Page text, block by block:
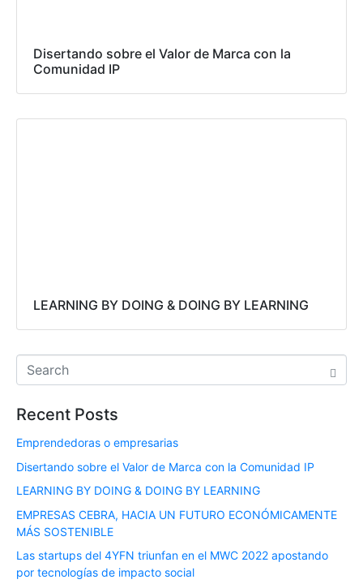
Disertando sobre el Valor de Marca con la
Comunidad IP
LEARNING BY DOING & DOING BY LEARNING
Recent Posts
Emprendedoras o empresarias
Disertando sobre el Valor de Marca con la Comunidad IP
LEARNING BY DOING & DOING BY LEARNING
EMPRESAS CEBRA, HACIA UN FUTURO ECONÓMICAMENTE
MÁS SOSTENIBLE
Las startups del 4YFN triunfan en el MWC 2022 apostando
por tecnologías de impacto social